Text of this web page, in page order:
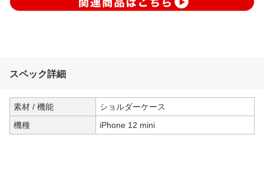
スペック詳細
素材 / 機能
ショルダーケース
機種
iPhone 12 mini